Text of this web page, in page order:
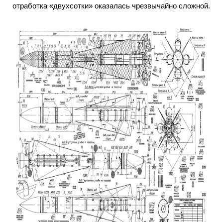
отработка «двухсотки» оказалась чрезвычайно сложной.